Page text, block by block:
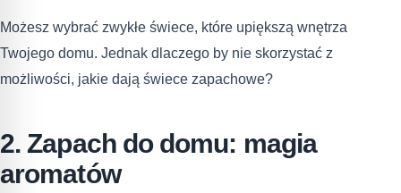
Możesz wybrać zwykłe świece, które upiększą wnętrza
Twojego domu. Jednak dlaczego by nie skorzystać z
możliwości, jakie dają świece zapachowe?
2. Zapach do domu: magia
aromatów